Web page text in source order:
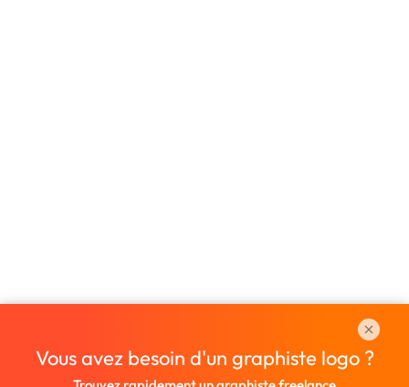
Vous avez besoin d'un graphiste logo ?